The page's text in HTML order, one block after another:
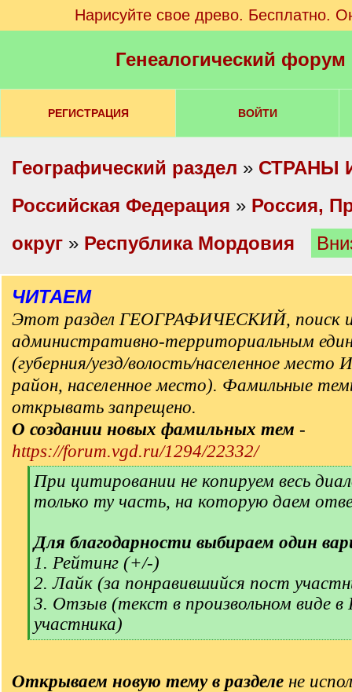
Нарисуйте свое древо. Бесплатно.
Генеалогический
РЕГИСТРАЦИЯ ВОЙТИ
Географический раздел » СТРАНЫ
Российская Федерация » Россия,
округ » Республика Мордовия
ЧИТАЕМ
Этот раздел ГЕОГРАФИЧЕСКИЙ, поиск
административно-территориальным
(губерния/уезд/волость/населенное
район, населенное место). Фамильные
открывать запрещено.
О создании новых фамильных тем -
https://forum.vgd.ru/1294/22332/
[
q
]
При цитировании не копируем весь
только ту часть, на которую даем
Для благодарности выбираем один
1. Рейтинг (+/-)
2. Лайк (за понравившийся пост
3. Отзыв (текст в произвольном виде
участника)
[
]
Открываем новую тему в разделе не